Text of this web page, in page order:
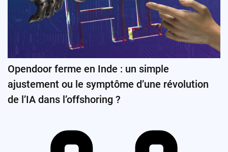
Opendoor ferme en Inde : un simple
ajustement ou le symptôme d’une révolution
de l’IA dans l’offshoring ?